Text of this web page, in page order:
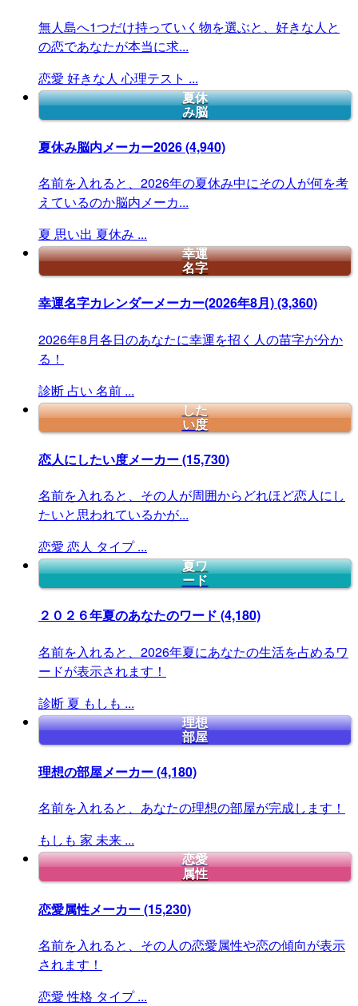
無人島へ1つだけ持っていく物を選ぶと、好きな人と
の恋であなたが本当に求...
恋愛 好きな人 心理テスト ...
夏休
み脳
夏休み脳内メーカー2026(4,940)
名前を入れると、2026年の夏休み中にその人が何を考
えているのか脳内メーカ...
夏 思い出 夏休み ...
幸運
名字
幸運名字カレンダーメーカー(2026年8月)(3,360)
2026年8月各日のあなたに幸運を招く人の苗字が分か
る！
診断 占い 名前 ...
した
い度
恋人にしたい度メーカー(15,730)
名前を入れると、その人が周囲からどれほど恋人にし
たいと思われているかが...
恋愛 恋人 タイプ ...
夏ワ
ード
２０２６年夏のあなたのワード (4,180)
名前を入れると、2026年夏にあなたの生活を占めるワ
ードが表示されます！
診断 夏 もしも ...
理想
部屋
理想の部屋メーカー(4,180)
名前を入れると、あなたの理想の部屋が完成します！
もしも 家 未来 ...
恋愛
属性
恋愛属性メーカー(15,230)
名前を入れると、その人の恋愛属性や恋の傾向が表示
されます！
恋愛 性格 タイプ ...